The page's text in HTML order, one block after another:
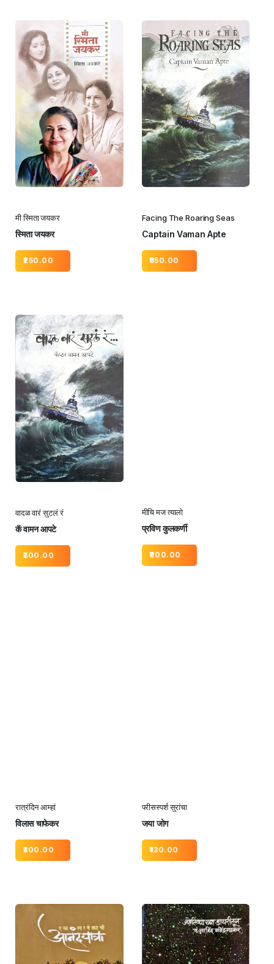
मी स्मिता जयकर
स्मिता जयकर
250.00
Facing The Roaring Seas
Captain Vaman Apte
350.00
वादळ वारं सुटलं रं
कॅ वामन आपटे
300.00
मीचि मज त्यालो
प्रविण कुलकर्णी
200.00
रात्रंदिन आम्हां
विलास चाफेकर
300.00
परीसस्पर्श सुरांचा
जया जोग
130.00